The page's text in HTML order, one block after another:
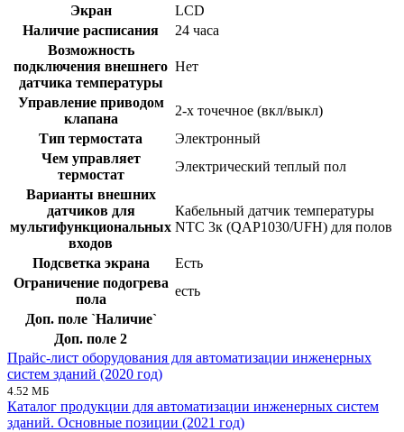
Экран
LCD
Наличие расписания
24 часа
Возможность
подключения внешнего
датчика температуры
Нет
Управление приводом
клапана
2-х точечное (вкл/выкл)
Тип термостата
Электронный
Чем управляет
термостат
Электрический теплый пол
Варианты внешних
датчиков для
мультифункциональных
входов
Кабельный датчик температуры
NTC 3к (QAP1030/UFH) для полов
Подсветка экрана
Есть
Ограничение подогрева
пола
есть
Доп. поле `Наличие`
Доп. поле 2
Прайс-лист оборудования для автоматизации инженерных
систем зданий (2020 год)
4.52 МБ
Каталог продукции для автоматизации инженерных систем
зданий. Основные позиции (2021 год)